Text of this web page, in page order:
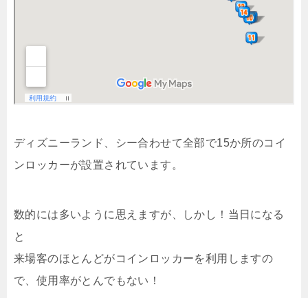
ディズニーランド、シー合わせて全部で15か所のコイ
ンロッカーが設置されています。
数的には多いように思えますが、しかし！当日になる
と
来場客のほとんどがコインロッカーを利用しますの
で、使用率がとんでもない！